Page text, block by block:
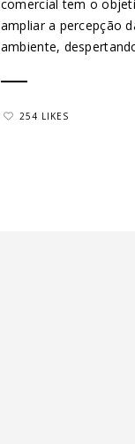
comercial tem o
ampliar a percepção
ambiente,
254 LIKES